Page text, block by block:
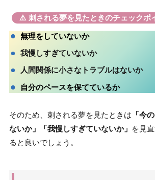
⚠️ 刺される夢を見たときのチェックポ
無理をしていないか
我慢しすぎていないか
人間関係に小さなトラブルはないか
自分のペースを保てているか
そのため、刺される夢を見たときは 「今
ないか」「我慢しすぎていないか」
を見
ると良いでしょう。